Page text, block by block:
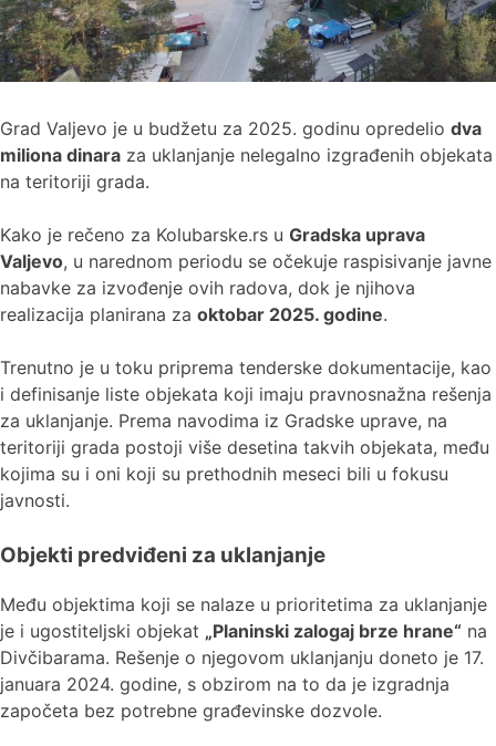
Grad Valjevo je u budžetu za 2025. godinu opredelio dva
miliona dinara za uklanjanje nelegalno izgrađenih objekata
na teritoriji grada.
Kako je rečeno za Kolubarske.rs u Gradska uprava
Valjevo, u narednom periodu se očekuje raspisivanje javne
nabavke za izvođenje ovih radova, dok je njihova
realizacija planirana za oktobar 2025. godine.
Trenutno je u toku priprema tenderske dokumentacije, kao
i definisanje liste objekata koji imaju pravnosnažna rešenja
za uklanjanje. Prema navodima iz Gradske uprave, na
teritoriji grada postoji više desetina takvih objekata, među
kojima su i oni koji su prethodnih meseci bili u fokusu
javnosti.
Objekti predviđeni za uklanjanje
Među objektima koji se nalaze u prioritetima za uklanjanje
je i ugostiteljski objekat „Planinski zalogaj brze hrane“ na
Divčibarama. Rešenje o njegovom uklanjanju doneto je 17.
januara 2024. godine, s obzirom na to da je izgradnja
započeta bez potrebne građevinske dozvole.